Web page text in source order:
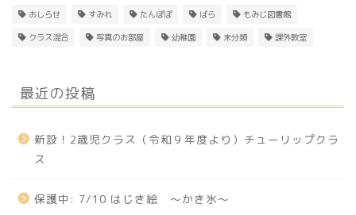
おしらせ すみれ たんぽぽ ばら もみじ図書館
クラス混合 写真のお部屋 幼稚園 未分類 課外教室
最近の投稿
新設！2歳児クラス（令和９年度より）チューリップクラ
ス
保護中: 7/10 はじき絵 〜かき氷〜